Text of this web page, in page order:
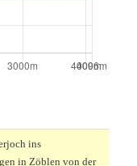
ins
in Zöblen von der